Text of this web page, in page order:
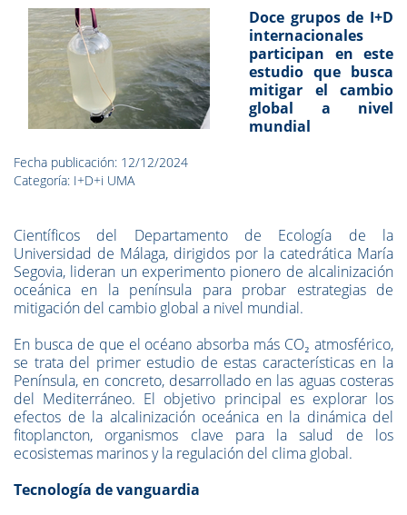
Doce grupos de I+D
internacionales
participan en este
estudio que busca
mitigar el cambio
global a nivel
mundial
Fecha publicación: 12/12/2024
Categoría: I+D+i UMA
Científicos del Departamento de Ecología de la
Universidad de Málaga, dirigidos por la catedrática María
Segovia, lideran un experimento pionero de alcalinización
oceánica en la península para probar estrategias de
mitigación del cambio global a nivel mundial.
En busca de que el océano absorba más CO₂ atmosférico,
se trata del primer estudio de estas características en la
Península, en concreto, desarrollado en las aguas costeras
del Mediterráneo. El objetivo principal es explorar los
efectos de la alcalinización oceánica en la dinámica del
fitoplancton, organismos clave para la salud de los
ecosistemas marinos y la regulación del clima global.
Tecnología de vanguardia